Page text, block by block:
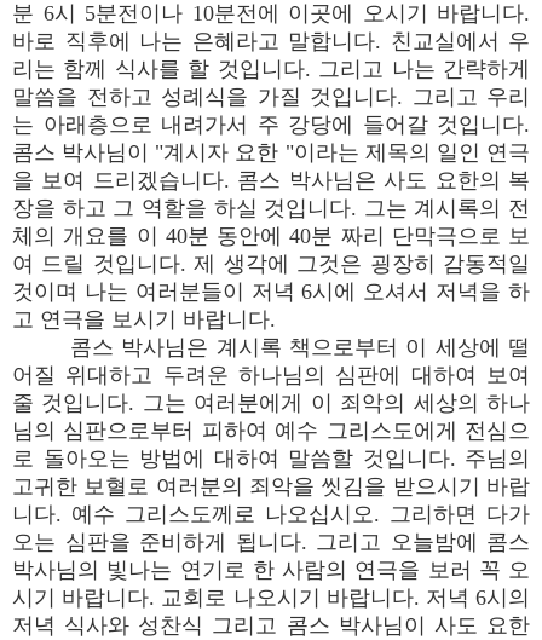
분 6시 5분전이나 10분전에 이곳에 오시기 바랍니다.
바로 직후에 나는 은혜라고 말합니다. 친교실에서 우
리는 함께 식사를 할 것입니다. 그리고 나는 간략하게
말씀을 전하고 성례식을 가질 것입니다. 그리고 우리
는 아래층으로 내려가서 주 강당에 들어갈 것입니다.
콤스 박사님이 "계시자 요한 "이라는 제목의 일인 연극
을 보여 드리겠습니다. 콤스 박사님은 사도 요한의 복
장을 하고 그 역할을 하실 것입니다. 그는 계시록의 전
체의 개요를 이 40분 동안에 40분 짜리 단막극으로 보
여 드릴 것입니다. 제 생각에 그것은 굉장히 감동적일
것이며 나는 여러분들이 저녁 6시에 오셔서 저녁을 하
고 연극을 보시기 바랍니다.
콤스 박사님은 계시록 책으로부터 이 세상에 떨
어질 위대하고 두려운 하나님의 심판에 대하여 보여
줄 것입니다. 그는 여러분에게 이 죄악의 세상의 하나
님의 심판으로부터 피하여 예수 그리스도에게 전심으
로 돌아오는 방법에 대하여 말씀할 것입니다. 주님의
고귀한 보혈로 여러분의 죄악을 씻김을 받으시기 바랍
니다. 예수 그리스도께로 나오십시오. 그리하면 다가
오는 심판을 준비하게 됩니다. 그리고 오늘밤에 콤스
박사님의 빛나는 연기로 한 사람의 연극을 보러 꼭 오
시기 바랍니다. 교회로 나오시기 바랍니다. 저녁 6시의
저녁 식사와 성찬식 그리고 콤스 박사님이 사도 요한